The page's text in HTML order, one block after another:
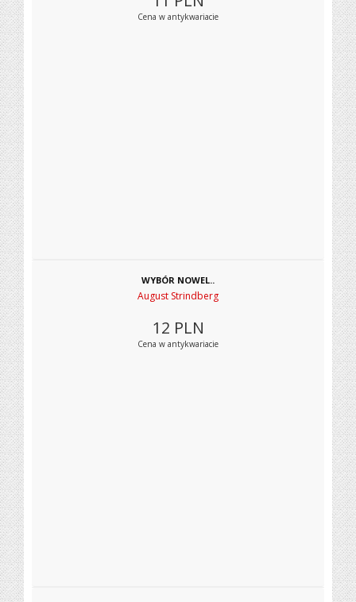
Cena w antykwariacie
WYBÓR NOWEL..
August Strindberg
12 PLN
Cena w antykwariacie